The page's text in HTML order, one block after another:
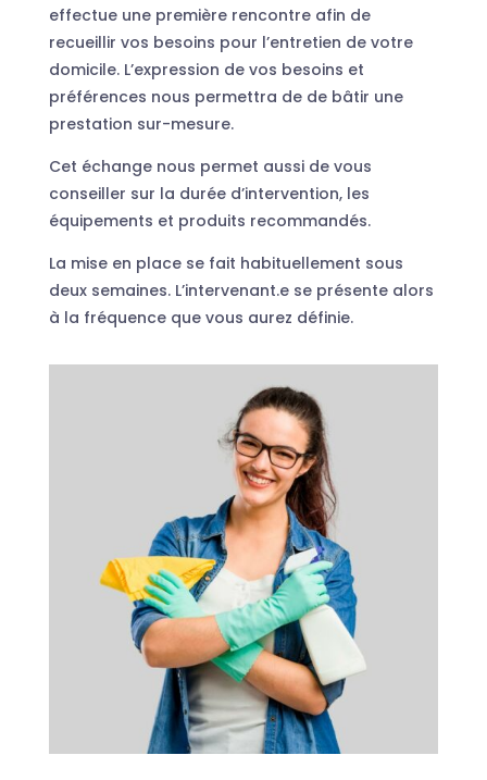
effectue une première rencontre afin de
recueillir vos besoins pour l’entretien de votre
domicile. L’expression de vos besoins et
préférences nous permettra de de bâtir une
prestation sur-mesure.
Cet échange nous permet aussi de vous
conseiller sur la durée d’intervention, les
équipements et produits recommandés.
La mise en place se fait habituellement sous
deux semaines. L’intervenant.e se présente alors
à la fréquence que vous aurez définie.